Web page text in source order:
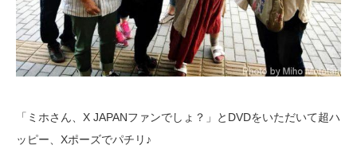
「ミホさん、X JAPANファンでしょ？」とDVDをいただいて超ハ
ッピー、Xポーズでパチリ♪